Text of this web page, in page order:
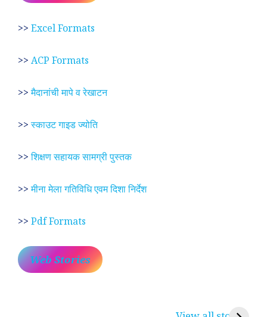
>> Excel Formats
>> ACP Formats
>>मैदानांची मापे व रेखाटन
>>स्काउट गाइड ज्योति
>>शिक्षण सहायक सामग्री पुस्तक
>>मीना मेला गतिविधि एवम दिशा निर्देश
>> Pdf Formats
Web Stories
रामसा पीर, रुणेचा रा